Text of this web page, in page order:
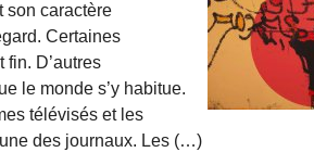
son caractère
Certaines
D’autres
le monde s’y habitue.
télévisés et les
des journaux. Les (…)